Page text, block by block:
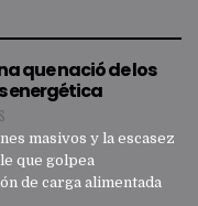
que nació de los
energética
masivos y la escasez
que golpea
de carga alimentada